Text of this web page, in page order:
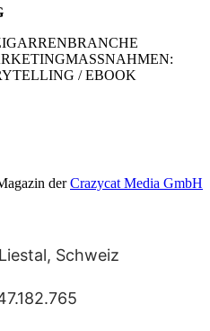
/ EBOOK
derCrazycat Media GmbH
Schweiz